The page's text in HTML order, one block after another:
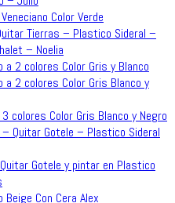
Color Verde
Tierras – Plastico Sideral –
– Noelia
a 2 colores Color Gris y Blanco
a 2 colores Color Gris Blanco y
colores Color Gris Blanco y Negro
Quitar Gotele – Plastico Sideral
Gotele y pintar en Plastico
Con Cera Alex